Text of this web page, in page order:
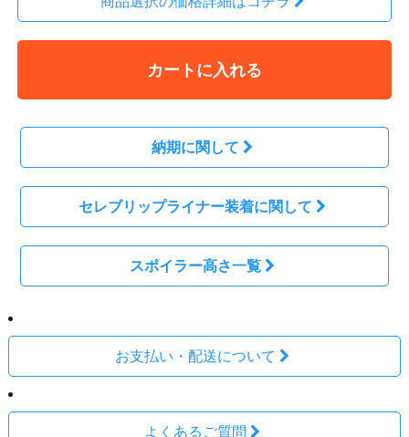
カートに入れる
納期に関して
セレブリップライナー装着に関して
スポイラー高さ一覧
お支払い・配送について
よくあるご質問